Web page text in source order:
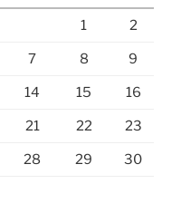
1 2
7 8 9
14 15 16
21 22 23
28 29 30